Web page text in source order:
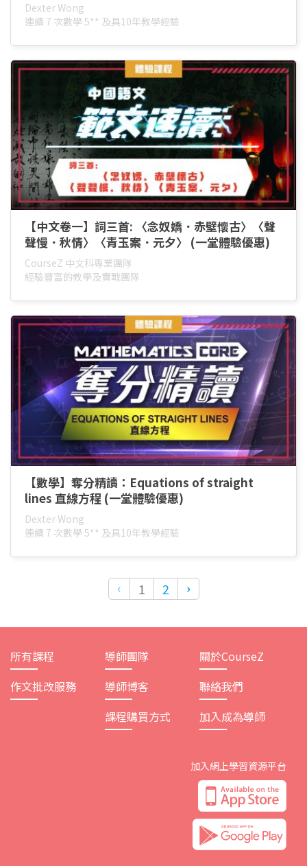
Dexter Wong
連續 7 次數學 5** 及具10年教學經驗
【中文卷一】詞三首: 〈念奴嬌．赤壁懷古〉〈聲
聲慢．秋情〉〈青玉案．元夕〉 (一堂體驗優惠)
CourseZ 中文科專業團隊
經驗豐富的教學及實戰團隊
【數學】奪分精讀：Equations of straight
lines 直線方程 (一堂體驗優惠)
Dexter Wong
連續 7 次數學 5** 及具10年教學經驗
‹ ›
1 2
所有課程
作文批改服務
導師團隊
導師博客
課程購買方式
關於CourseZ
聯絡我們
加入成為導師
加入網上學習資源平台